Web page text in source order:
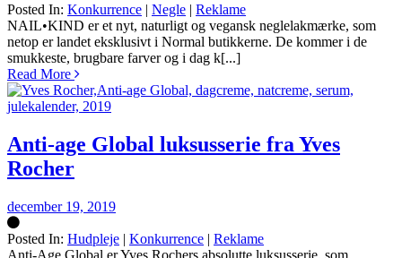
Posted In: Konkurrence | Negle | Reklame
Silke
NAIL•KIND er et nyt, naturligt og vegansk neglelakmærke, som
netop er landet eksklusivt i Normal butikkerne. De kommer i de
smukkeste, brugbare farver og i dag k[...]
Read More
Anti-age Global luksusserie fra Yves
Rocher
december 19, 2019
Posted In: Hudpleje | Konkurrence | Reklame
Silke
Anti-Age Global er Yves Rochers absolutte luksusserie, som